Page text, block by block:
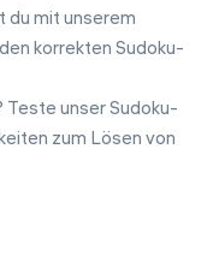
du mit unserem
korrekten Sudoku-
Teste unser Sudoku-
zum Lösen von